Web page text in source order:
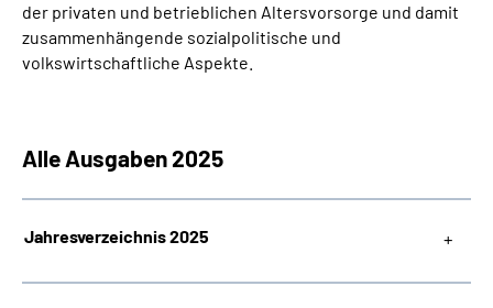
Language
Leichte Sprache
Mein Kundenportal
der privaten und betrieblichen Altersvorsorge und damit
zusammenhängende sozialpolitische und
volkswirtschaftliche Aspekte.
Alle Ausgaben 2025
Jahresverzeichnis 2025